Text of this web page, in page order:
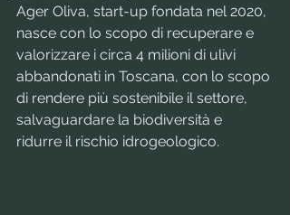
Ager Oliva, start-up fondata nel 2020,
nasce con lo scopo di recuperare e
valorizzare i circa 4 milioni di ulivi
abbandonati in Toscana, con lo scopo
di rendere più sostenibile il settore,
salvaguardare la biodiversità e
ridurre il rischio idrogeologico.